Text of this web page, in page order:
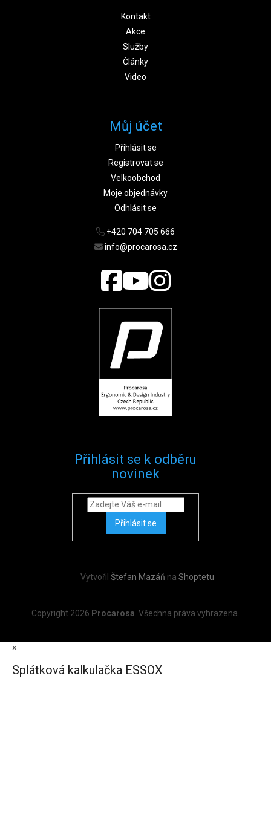
Kontakt
Akce
Služby
Články
Video
Můj účet
Přihlásit se
Registrovat se
Velkoobchod
Moje objednávky
Odhlásit se
+420 704 705 666
info@procarosa.cz
Přihlásit se k odběru
novinek
Přihlásit se
Vytvořil Štefan Mazáň na Shoptetu
Copyright 2026 Procarosa . Všechna práva vyhrazena.
×
Splátková kalkulačka ESSOX